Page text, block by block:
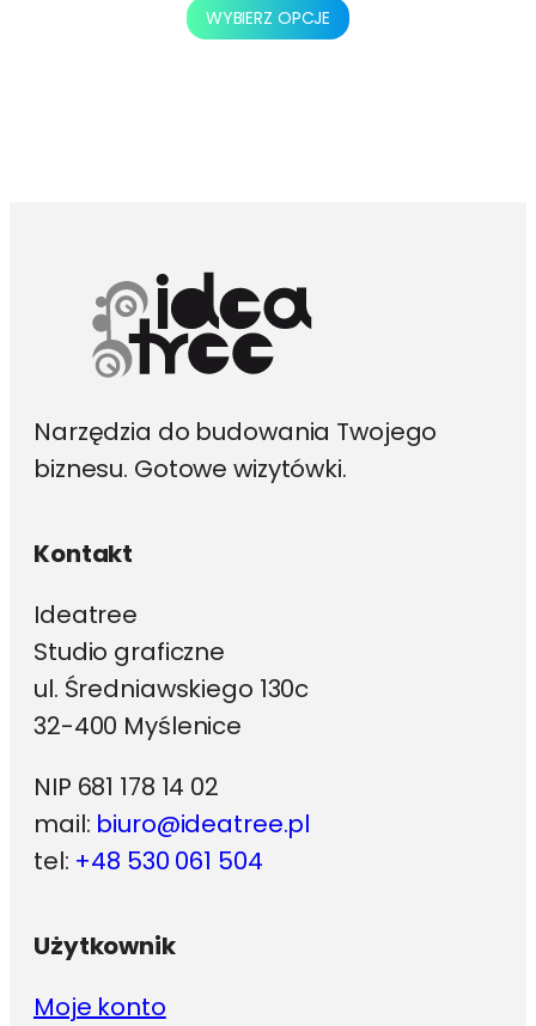
WYBIERZ OPCJE
Ten
Narzędzia do budowania Twojego
biznesu. Gotowe wizytówki.
Kontakt
Ideatree
Studio graficzne
ul. Średniawskiego 130c
32-400 Myślenice
NIP 681 178 14 02
mail: biuro@ideatree.pl
tel: +48 530 061 504
Użytkownik
Moje konto